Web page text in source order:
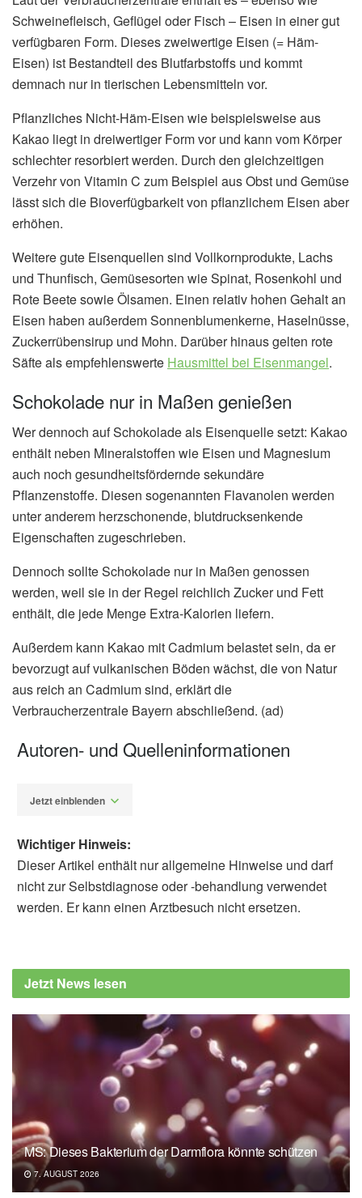
Schweinefleisch, Geflügel oder Fisch – Eisen in einer gut
verfügbaren Form. Dieses zweiwertige Eisen (= Häm-
Eisen) ist Bestandteil des Blutfarbstoffs und kommt
demnach nur in tierischen Lebensmitteln vor.
Pflanzliches Nicht-Häm-Eisen wie beispielsweise aus
Kakao liegt in dreiwertiger Form vor und kann vom Körper
schlechter resorbiert werden. Durch den gleichzeitigen
Verzehr von Vitamin C zum Beispiel aus Obst und Gemüse
lässt sich die Bioverfügbarkeit von pflanzlichem Eisen aber
erhöhen.
Weitere gute Eisenquellen sind Vollkornprodukte, Lachs
und Thunfisch, Gemüsesorten wie Spinat, Rosenkohl und
Rote Beete sowie Ölsamen. Einen relativ hohen Gehalt an
Eisen haben außerdem Sonnenblumenkerne, Haselnüsse,
Zuckerrübensirup und Mohn. Darüber hinaus gelten rote
Säfte als empfehlenswerte Hausmittel bei Eisenmangel.
Schokolade nur in Maßen genießen
Wer dennoch auf Schokolade als Eisenquelle setzt: Kakao
enthält neben Mineralstoffen wie Eisen und Magnesium
auch noch gesundheitsfördernde sekundäre
Pflanzenstoffe. Diesen sogenannten Flavanolen werden
unter anderem herzschonende, blutdrucksenkende
Eigenschaften zugeschrieben.
Dennoch sollte Schokolade nur in Maßen genossen
werden, weil sie in der Regel reichlich Zucker und Fett
enthält, die jede Menge Extra-Kalorien liefern.
Außerdem kann Kakao mit Cadmium belastet sein, da er
bevorzugt auf vulkanischen Böden wächst, die von Natur
aus reich an Cadmium sind, erklärt die
Verbraucherzentrale Bayern abschließend. (ad)
Autoren- und Quelleninformationen
Jetzt einblenden
Eisen: Schokolade oder Fleisch?, (Abruf:
18.08.2020)
Bundesinstitut für Risikobewertung (BfR):
Wie viel Eisen brauchen wir am Tag?, (Abruf:
18.08.2020)
Institut für Qualität und Wirtschaftlichkeit im
Gesundheitswesen (IQWiG): Wie kann ich
meinen Eisenbedarf decken?, (Abruf:
18.08.2020),gesundheitsinformation.de
Wichtiger Hinweis:
Dieser Artikel enthält nur allgemeine Hinweise und darf
nicht zur Selbstdiagnose oder -behandlung verwendet
werden. Er kann einen Arztbesuch nicht ersetzen.
Jetzt News lesen
MS: Dieses Bakterium der Darmflora könnte schützen
7. AUGUST 2026